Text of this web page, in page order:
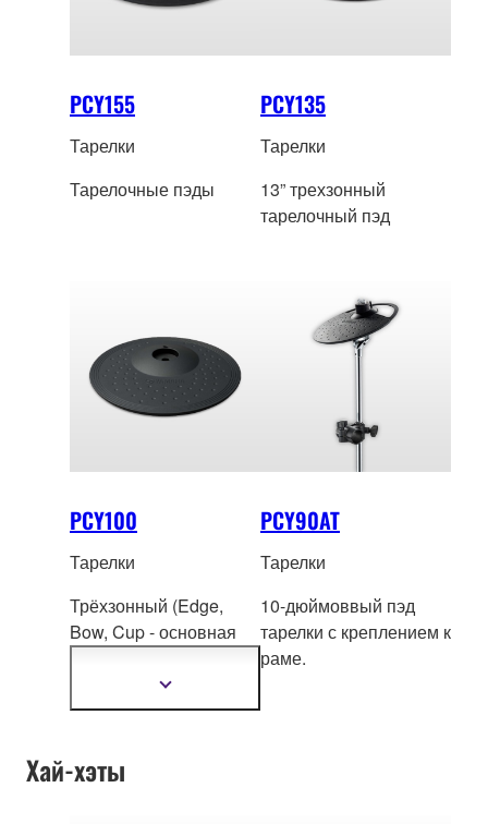
соответствующая
PCY155
Тарелки
Тарелочные пэды
PCY135
Тарелки
13” трехзонный
тарелочный пэд
PCY100
Тарелки
Трёхзонный (Edge,
Bow, Cup - основная
локол) 10-ти
дюймовый тарелочный
заглушения
Показать
PCY90AT
Тарелки
10-дюймоввый пэд
тарелки с креплением к
раме.
Хай-хэты